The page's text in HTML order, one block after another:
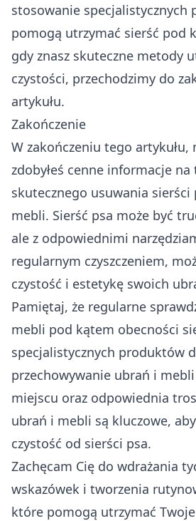
stosowanie specjalistycznych
pomogą utrzymać sierść pod
gdy znasz skuteczne metody
czystości, przechodzimy do
artykułu.
Zakończenie
W zakończeniu tego artykułu,
zdobyłeś cenne informacje na
skutecznego usuwania sierści
mebli. Sierść psa może być
ale z odpowiednimi
regularnym czyszczeniem,
czystość i estetykę swoich
Pamiętaj, że regularne
mebli pod kątem obecności
specjalistycznych produktów
przechowywanie ubrań i
miejscu oraz odpowiednia
ubrań i mebli są kluczowe,
czystość od sierści psa.
Zachęcam Cię do wdrażania
wskazówek i tworzenia
które pomogą utrzymać